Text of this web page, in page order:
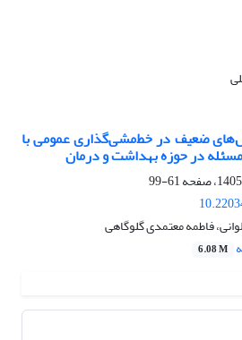
ضعیف در خط‌مشی‌گذاری عمومی با
در حوزه بهداشت و درمان
61-99
فاطمه معتمدی گلوگاهی
6.08 M